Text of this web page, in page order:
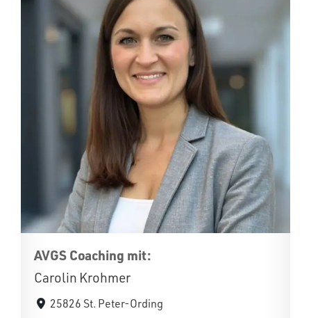
AVGS Coaching mit:
Carolin Krohmer
25826 St. Peter-Ording